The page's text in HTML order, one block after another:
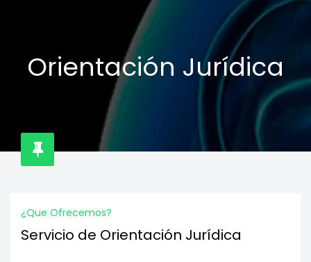
Orientación Jurídica
¿que Ofrecemos?
Servicio de Orientación Jurídica